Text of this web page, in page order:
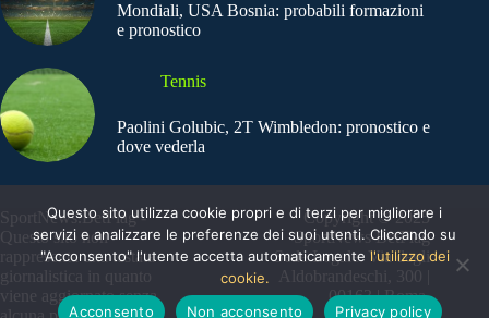
Mondiali, USA Bosnia: probabili formazioni
e pronostico
Tennis
Paolini Golubic, 2T Wimbledon: pronostico e
dove vederla
SportNews.BetFlag -
Questo sito non
rappresenta una testata
giornalistica in quanto
viene aggiornato senza
Copyright © 2025
SportNews BetFlag
Sede Legale: Via degli
Aldobrandeschi, 300 |
00163 | Roma
Questo sito utilizza cookie propri e di terzi per migliorare i
servizi e analizzare le preferenze dei suoi utenti. Cliccando su
"Acconsento" l'utente accetta automaticamente l'utilizzo dei
cookie.
Acconsento
Non acconsento Privacy policy